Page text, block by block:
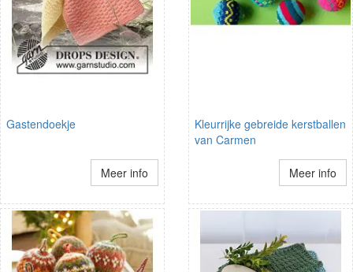
Gastendoekje
Meer info
Kleurrijke gebreide kerstballen
van Carmen
Meer info